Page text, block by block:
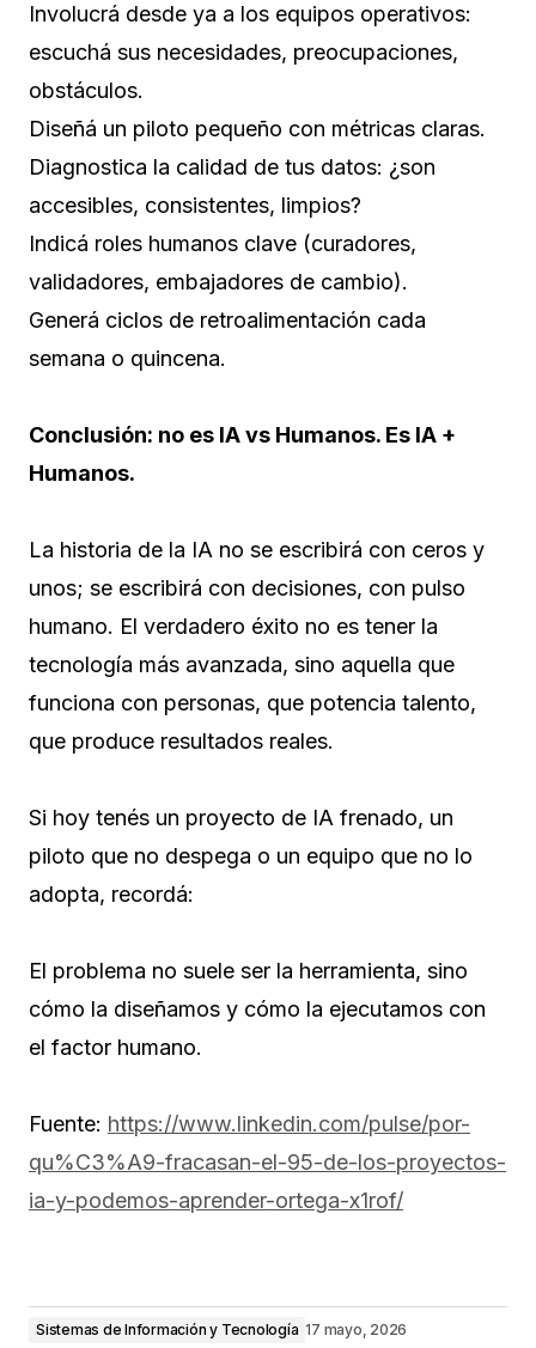
Involucrá desde ya a los equipos operativos:
escuchá sus necesidades, preocupaciones,
obstáculos.
Diseñá un piloto pequeño con métricas claras.
Diagnostica la calidad de tus datos: ¿son
accesibles, consistentes, limpios?
Indicá roles humanos clave (curadores,
validadores, embajadores de cambio).
Generá ciclos de retroalimentación cada
semana o quincena.
Conclusión: no es IA vs Humanos. Es IA +
Humanos.
La historia de la IA no se escribirá con ceros y
unos; se escribirá con decisiones, con pulso
humano. El verdadero éxito no es tener la
tecnología más avanzada, sino aquella que
funciona con personas, que potencia talento,
que produce resultados reales.
Si hoy tenés un proyecto de IA frenado, un
piloto que no despega o un equipo que no lo
adopta, recordá:
El problema no suele ser la herramienta, sino
cómo la diseñamos y cómo la ejecutamos con
el factor humano.
Fuente: https://www.linkedin.com/pulse/por-
qu%C3%A9-fracasan-el-95-de-los-proyectos-
ia-y-podemos-aprender-ortega-x1rof/
Sistemas de Información y Tecnología 17 mayo, 2026